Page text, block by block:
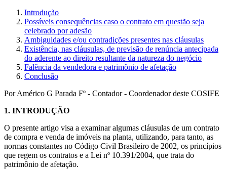
Introdução
Possíveis consequências caso o contrato em questão seja
celebrado por adesão
Ambiguidades e/ou contradições presentes nas cláusulas
Existência, nas cláusulas, de previsão de renúncia antecipada
do aderente ao direito resultante da natureza do negócio
Falência da vendedora e patrimônio de afetação
Conclusão
Por Américo G Parada Fº - Contador - Coordenador deste COSIFE
1. INTRODUÇÃO
O presente artigo visa a examinar algumas cláusulas de um contrato
de compra e venda de imóveis na planta, utilizando, para tanto, as
normas constantes no Código Civil Brasileiro de 2002, os princípios
que regem os contratos e a Lei nº 10.391/2004, que trata do
patrimônio de afetação.